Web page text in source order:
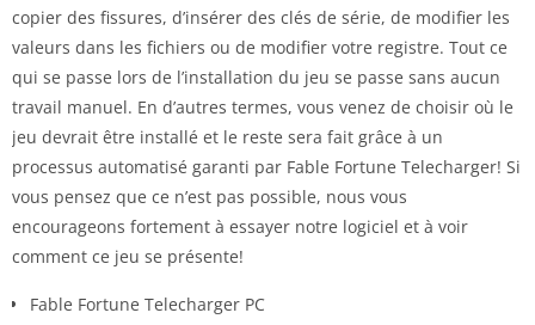
copier des fissures, d’insérer des clés de série, de modifier les
valeurs dans les fichiers ou de modifier votre registre. Tout ce
qui se passe lors de l’installation du jeu se passe sans aucun
travail manuel. En d’autres termes, vous venez de choisir où le
jeu devrait être installé et le reste sera fait grâce à un
processus automatisé garanti par Fable Fortune Telecharger! Si
vous pensez que ce n’est pas possible, nous vous
encourageons fortement à essayer notre logiciel et à voir
comment ce jeu se présente!
Fable Fortune Telecharger PC